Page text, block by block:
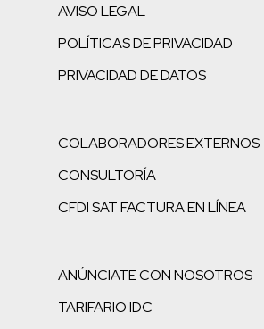
AVISO LEGAL
POLÍTICAS DE PRIVACIDAD
PRIVACIDAD DE DATOS
COLABORADORES EXTERNOS
CONSULTORÍA
CFDI SAT FACTURA EN LÍNEA
ANÚNCIATE CON NOSOTROS
TARIFARIO IDC